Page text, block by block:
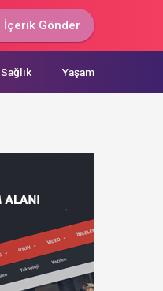
İçerik Gönder
Sağlık Yaşam